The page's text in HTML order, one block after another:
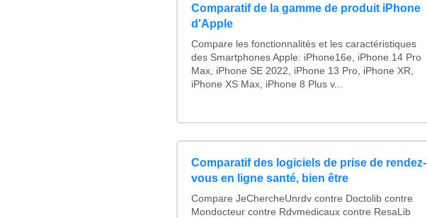
Comparatif de la gamme de produit iPhone
d'Apple
Compare les fonctionnalités et les caractéristiques
des Smartphones Apple: iPhone16e, iPhone 14 Pro
Max, iPhone SE 2022, iPhone 13 Pro, iPhone XR,
iPhone XS Max, iPhone 8 Plus v...
Comparatif des logiciels de prise de rendez-
vous en ligne santé, bien être
Compare JeChercheUnrdv contre Doctolib contre
Mondocteur contre Rdvmedicaux contre ResaLib